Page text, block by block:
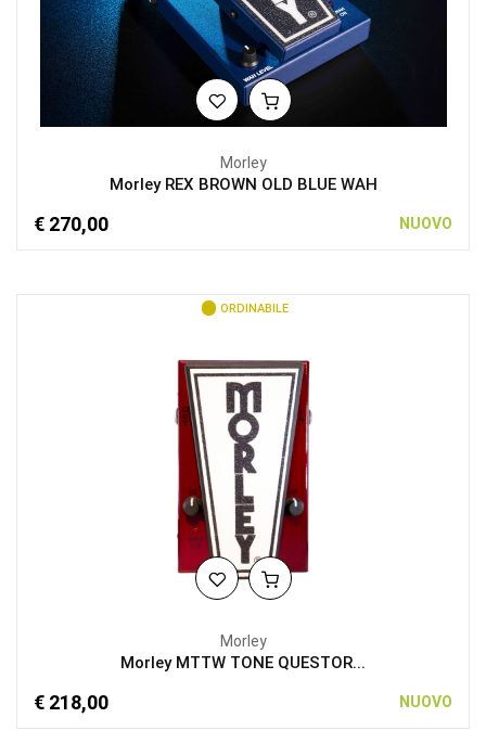
Morley
Morley REX BROWN OLD BLUE WAH
€ 270,00 NUOVO
ORDINABILE
Morley
Morley MTTW TONE QUESTOR...
€ 218,00 NUOVO